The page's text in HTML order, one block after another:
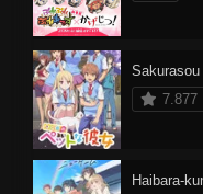
7.877
Haibara-